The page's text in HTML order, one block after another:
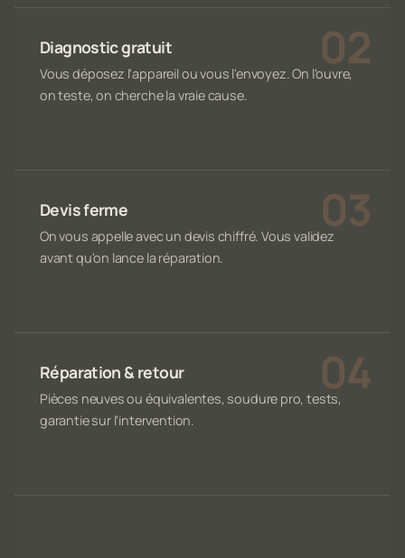
Diagnostic gratuit
Vous déposez l'appareil ou vous l'envoyez. On l'ouvre,
on teste, on cherche la vraie cause.
Devis ferme
On vous appelle avec un devis chiffré. Vous validez
avant qu'on lance la réparation.
Réparation & retour
Pièces neuves ou équivalentes, soudure pro, tests,
garantie sur l'intervention.